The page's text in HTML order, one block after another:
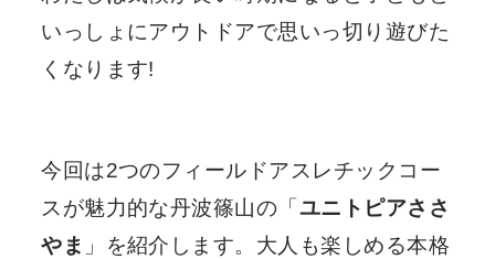
いっしょにアウトドアで思いっ切り遊びた
くなります!
今回は2つのフィールドアスレチックコー
スが魅力的な丹波篠山の「 ユニトピアささ
やま 」を紹介します。大人も楽しめる本格